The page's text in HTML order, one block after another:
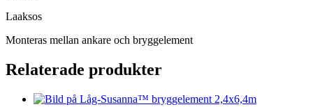
Laaksos
Monteras mellan ankare och bryggelement
Relaterade produkter